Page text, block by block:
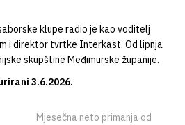
klupe radio je kao voditelj
i direktor tvrtke Interkast. Od lipnja
skupštine Međimurske županije.
3.6.2026.
Mjesečna neto primanja od